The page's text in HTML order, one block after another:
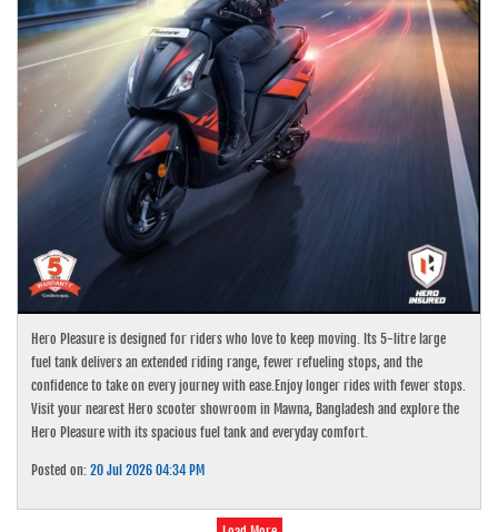
Hero Pleasure is designed for riders who love to keep moving. Its 5-litre large
fuel tank delivers an extended riding range, fewer refueling stops, and the
confidence to take on every journey with ease.Enjoy longer rides with fewer stops.
Visit your nearest Hero scooter showroom in Mawna, Bangladesh and explore the
Hero Pleasure with its spacious fuel tank and everyday comfort.
Posted on:20 Jul 2026 04:34 PM